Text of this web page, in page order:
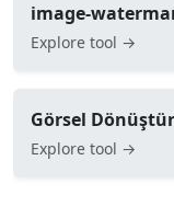
image-
Explore tool →
Görsel
Explore tool →